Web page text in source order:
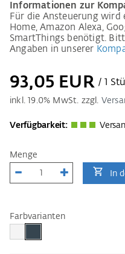
Informationen zur
Für die Ansteuerung wird
Home, Amazon Alexa,
SmartThings benötigt.
Angaben in unserer
93,05 EUR / 1
inkl. 19.0% MwSt. zzgl.
Verfügbarkeit:
Menge
In
Farbvarianten